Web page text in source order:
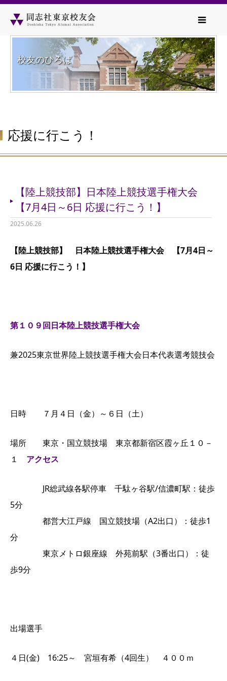
校友のひろば
応援に行こう！
【陸上競技部】日本陸上競技選手権大会
【7月4日～6日 応援に行こう！】
2025.06.26
【陸上競技部】 日本陸上競技選手権大会 【7月4日～
6日 応援に行こう！】
第１０９回日本陸上競技選手権大会
兼2025東京世界陸上競技選手権大会日本代表選考競技会
日時 ７月４日（金）～６日（土）
場所 東京・国立競技場 東京都新宿区霞ヶ丘１０－
１ アクセス
JR総武線各駅停車 千駄ヶ谷駅/信濃町駅：徒歩
5分
都営大江戸線 国立競技場（A2出口）：徒歩1
分
東京メトロ銀座線 外苑前駅（3番出口）：徒
歩9分
出場選手
４日(金) 16:25～ 宮垣有希（4回生） ４００ｍ